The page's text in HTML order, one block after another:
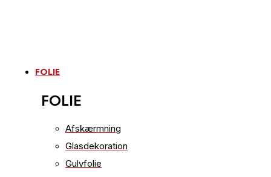
FOLIE
FOLIE
Afskærmning
Glasdekoration
Gulvfolie